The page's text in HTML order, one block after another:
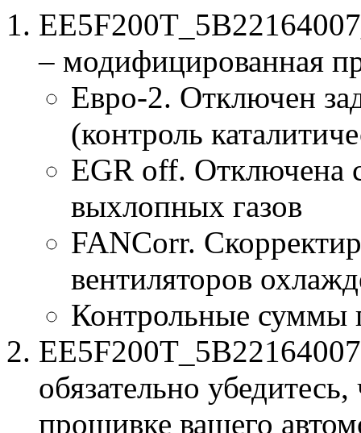
– модифицированная
Евро-2. Отключен
(контроль
EGR off. Отключена
выхлопных газов
FANCorr.
вентиляторов
Контрольные суммы
обязательно
прошивке вашего